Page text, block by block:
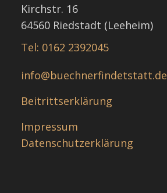
Kirchstr. 16
64560 Riedstadt (Leeheim)
Tel: 0162 2392045
info@buechnerfindetstatt.de
Beitrittserklärung
Impressum
Datenschutzerklärung